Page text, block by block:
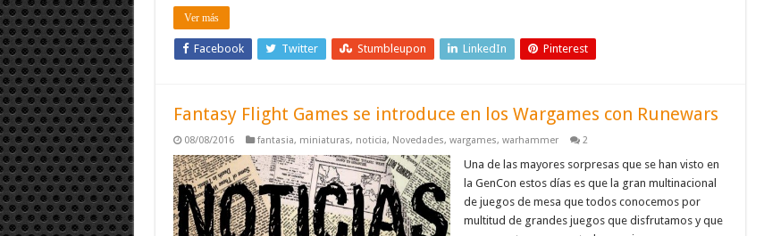
Ver más
Facebook Twitter Stumbleupon LinkedIn Pinterest
Fantasy Flight Games se introduce en los Wargames con Runewars
08/08/2016 fantasia, miniaturas, noticia, Novedades, wargames, warhammer 2
Una de las mayores sorpresas que se han visto en
la GenCon estos días es que la gran multinacional
de juegos de mesa que todos conocemos por
multitud de grandes juegos que disfrutamos y que